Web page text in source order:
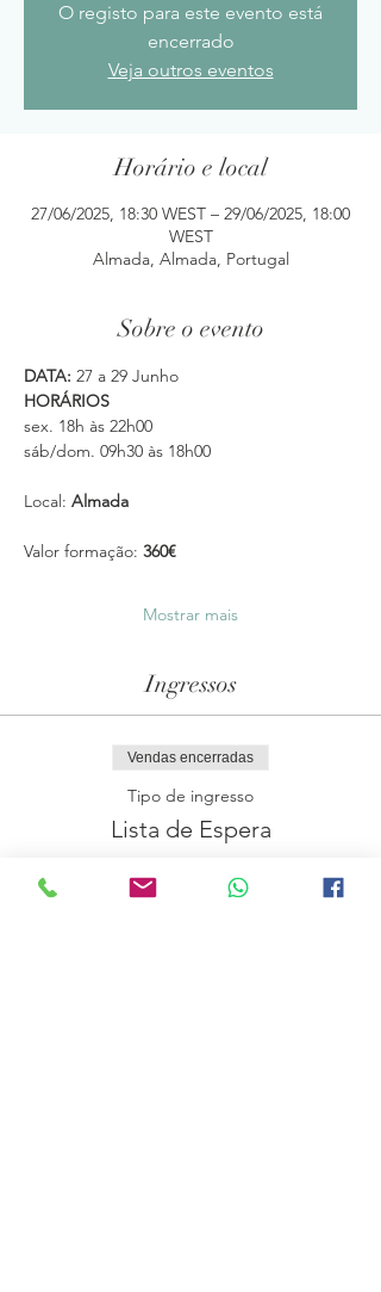
O registo para este evento está
encerrado
Veja outros eventos
Horário e local
27/06/2025, 18:30 WEST – 29/06/2025, 18:00
WEST
Almada, Almada, Portugal
Sobre o evento
DATA: 27 a 29 Junho
HORÁRIOS
sex. 18h às 22h00
sáb/dom. 09h30 às 18h00
Local: Almada
Valor formação: 360€
Mostrar mais
Ingressos
Vendas encerradas
Tipo de ingresso
Lista de Espera
Mais informações